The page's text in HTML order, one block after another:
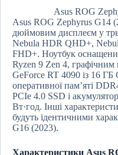
Asus ROG
Asus ROG Zephyrus G14
дюймовим дисплеєм у
Nebula HDR QHD+,
FHD+. Ноутбук
Ryzen 9 Zen 4,
GeForce RT 4090 із 16
оперативної пам’яті
PCIe 4.0 SSD і
Вт·год. Інші
будуть ідентичними
G16 (2023).
Характеристики Asus